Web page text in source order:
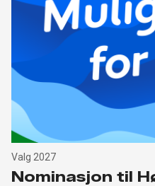
Valg 2027
Nominasjon til